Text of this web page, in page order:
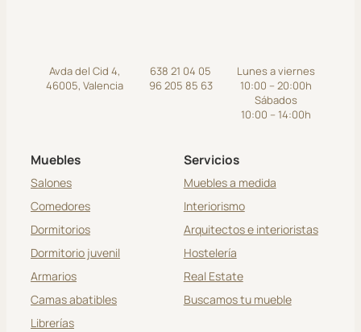
Avda del Cid 4,
46005, Valencia
638 21 04 05
96 205 85 63
Lunes a viernes
10:00 – 20:00h
Sábados
10:00 – 14:00h
Muebles
Salones
Comedores
Dormitorios
Dormitorio juvenil
Armarios
Camas abatibles
Librerías
Servicios
Muebles a medida
Interiorismo
Arquitectos e interioristas
Hostelería
Real Estate
Buscamos tu mueble